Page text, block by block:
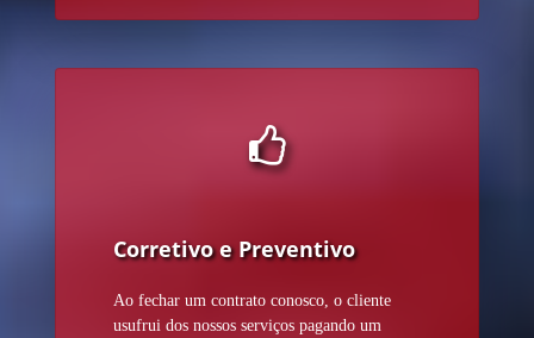
Corretivo e Preventivo
Ao fechar um contrato conosco, o cliente
usufrui dos nossos serviços pagando um